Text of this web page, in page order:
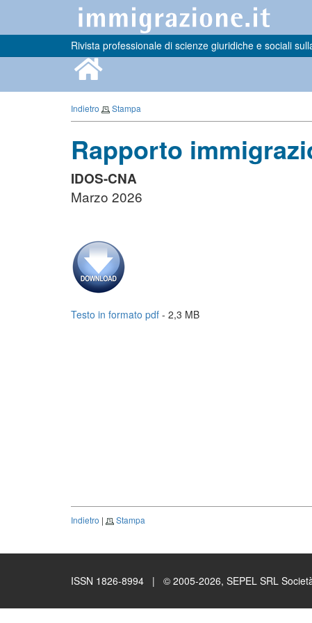
Rivista professionale di scienze giuridiche e sociali
Indietro Stampa
Rapporto
IDOS-CNA
Marzo 2026
Testo in formato pdf - 2,3 MB
Indietro | Stampa
ISSN 1826-8994 | © 2005-2026, SEPEL SRL